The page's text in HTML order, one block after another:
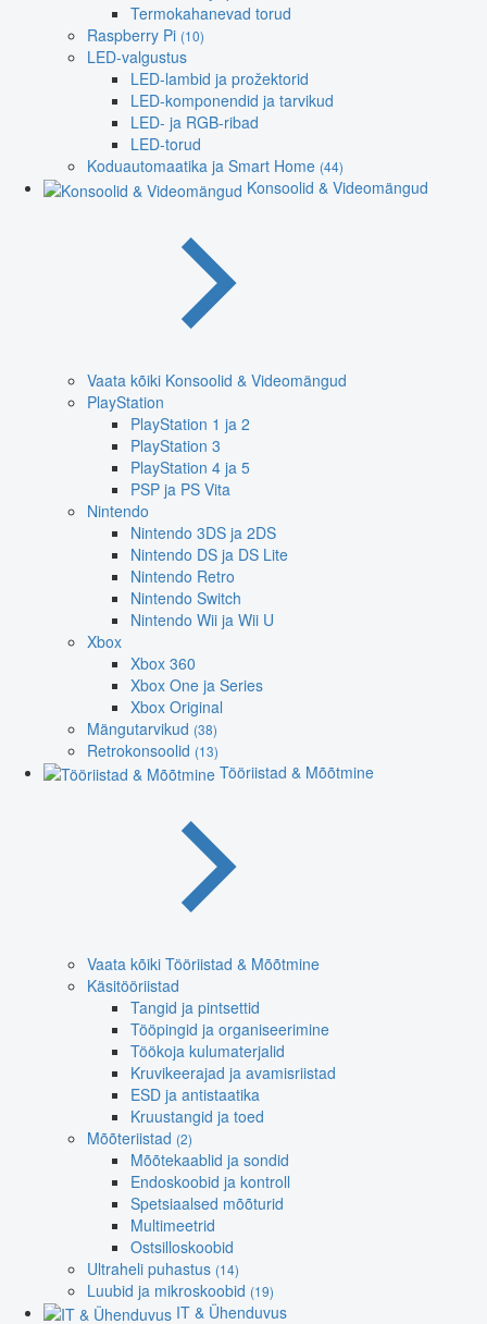
Termokahanevad torud
Raspberry Pi (10)
LED-valgustus
LED-lambid ja prožektorid
LED-komponendid ja tarvikud
LED- ja RGB-ribad
LED-torud
Koduautomaatika ja Smart Home (44)
Konsoolid & Videomängud
Vaata kõiki Konsoolid & Videomängud
PlayStation
PlayStation 1 ja 2
PlayStation 3
PlayStation 4 ja 5
PSP ja PS Vita
Nintendo
Nintendo 3DS ja 2DS
Nintendo DS ja DS Lite
Nintendo Retro
Nintendo Switch
Nintendo Wii ja Wii U
Xbox
Xbox 360
Xbox One ja Series
Xbox Original
Mängutarvikud (38)
Retrokonsoolid (13)
Tööriistad & Mõõtmine
Vaata kõiki Tööriistad & Mõõtmine
Käsitööriistad
Tangid ja pintsettid
Tööpingid ja organiseerimine
Töökoja kulumaterjalid
Kruvikeerajad ja avamisriistad
ESD ja antistaatika
Kruustangid ja toed
Mõõteriistad (2)
Mõõtekaablid ja sondid
Endoskoobid ja kontroll
Spetsiaalsed mõõturid
Multimeetrid
Ostsilloskoobid
Ultraheli puhastus (14)
Luubid ja mikroskoobid (19)
IT & Ühenduvus